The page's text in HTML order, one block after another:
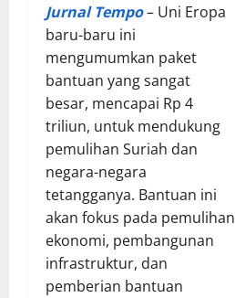
Jurnal Tempo– Uni Eropa
baru-baru ini
mengumumkan paket
bantuan yang sangat
besar, mencapai Rp 4
triliun, untuk mendukung
pemulihan Suriah dan
negara-negara
tetangganya. Bantuan ini
akan fokus pada pemulihan
ekonomi, pembangunan
infrastruktur, dan
pemberian bantuan